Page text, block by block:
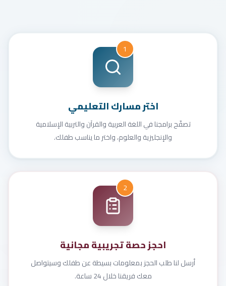
1
اختر مسارك التعليمي
تصفّح برامجنا في اللغة العربية والقرآن والتربية الإسلامية
والإنجليزية والعلوم، واختر ما يناسب طفلك.
2
احجز حصة تجريبية مجانية
أرسل لنا طلب الحجز بمعلومات بسيطة عن طفلك وسيتواصل
معك فريقنا خلال 24 ساعة.